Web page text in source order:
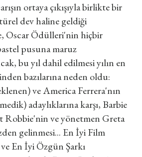
ortaya çıkışıyla birlikte bir
dev haline geldiği
Oscar Ödülleri'nin hiçbir
pusuna maruz
bu yıl dahil edilmesi yılın en
bazılarına neden oldu:
ve America Ferrera'nın
adaylıklarına karşı, Barbie
ve yönetmen Greta
gelinmesi... En İyi Film
En İyi Özgün Şarkı